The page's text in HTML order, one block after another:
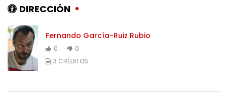
DIRECCIÓN
Fernando García-Ruiz Rubio
0
0
3 CRÉDITOS